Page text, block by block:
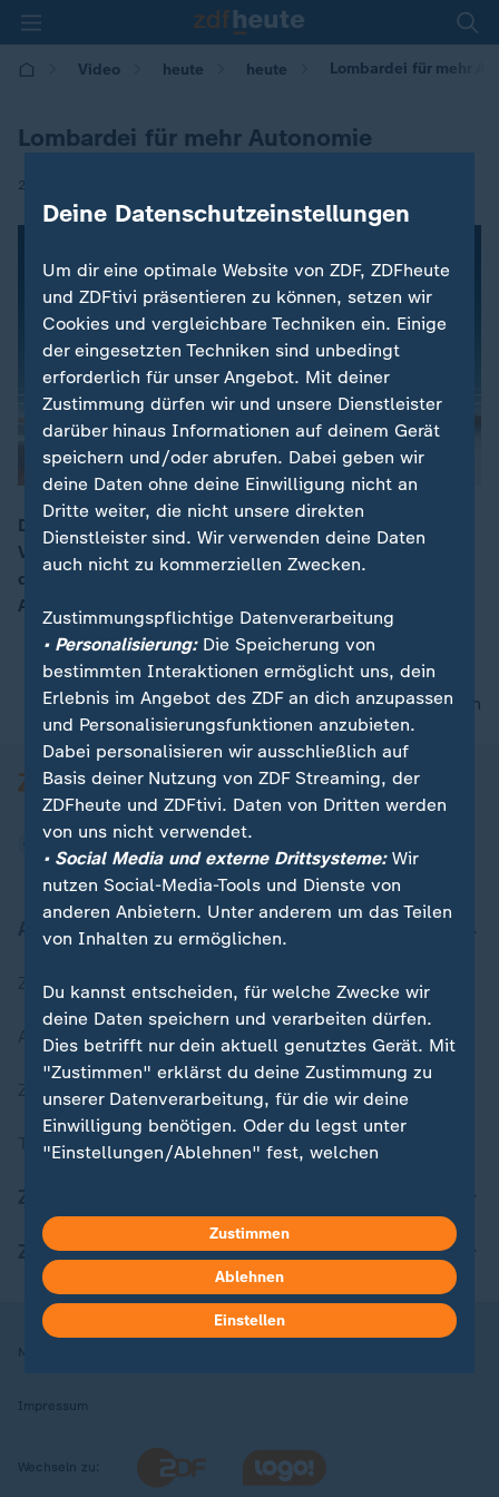
Video heute heute Lombardei für mehr
Lombardei für mehr Autonomie
23.10.2017 | 09:05
00:05
Die beiden norditalienischen Regionen Lombardei und
Venetien haben in Referenden für mehr Autonomie von
der Zentralregierung in Rom gestimmt. Die
Abstimmungen sind aber nicht bindend.
nach oben
Aktuell bei ZDFheute
Zuletzt veröffentlicht
Aktuelle Sendungs-Videos
ZDFheute Stories
Themen im Überblick
ZDFheute Apps
Nutzungsbedingungen
Impressum
Wechseln zu:
Deine Datenschutzeinstellungen
Um dir eine optimale Website von ZDF, ZDFheute
und ZDFtivi präsentieren zu können, setzen wir
Cookies und vergleichbare Techniken ein. Einige
der eingesetzten Techniken sind unbedingt
erforderlich für unser Angebot. Mit deiner
Zustimmung dürfen wir und unsere Dienstleister
darüber hinaus Informationen auf deinem Gerät
speichern und/oder abrufen. Dabei geben wir
deine Daten ohne deine Einwilligung nicht an
Dritte weiter, die nicht unsere direkten
Dienstleister sind. Wir verwenden deine Daten
auch nicht zu kommerziellen Zwecken.
Zustimmungspflichtige Datenverarbeitung
• Personalisierung:Die Speicherung von
bestimmten Interaktionen ermöglicht uns, dein
Erlebnis im Angebot des ZDF an dich anzupassen
und Personalisierungsfunktionen anzubieten.
Dabei personalisieren wir ausschließlich auf
Basis deiner Nutzung von ZDF Streaming, der
ZDFheute und ZDFtivi. Daten von Dritten werden
von uns nicht verwendet.
• Social Media und externe Drittsysteme:Wir
nutzen Social-Media-Tools und Dienste von
anderen Anbietern. Unter anderem um das Teilen
von Inhalten zu ermöglichen.
Du kannst entscheiden, für welche Zwecke wir
deine Daten speichern und verarbeiten dürfen.
Dies betrifft nur dein aktuell genutztes Gerät. Mit
"Zustimmen" erklärst du deine Zustimmung zu
unserer Datenverarbeitung, für die wir deine
Einwilligung benötigen. Oder du legst unter
"Einstellungen/Ablehnen" fest, welchen
kannst du jederzeit mit Wirkung für die Zukunft
in deinen Einstellungen widerrufen oder ändern.
Hier findest du das Impressum.
Weitere Informationen findest du in unserer
Zustimmen
Ablehnen
Einstellen